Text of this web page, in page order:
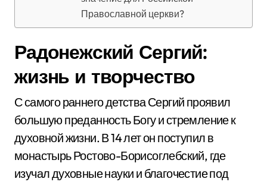
Православной церкви?
Радонежский Сергий:
жизнь и творчество
С самого раннего детства Сергий проявил
большую преданность Богу и стремление к
духовной жизни. В 14 лет он поступил в
монастырь Ростово-Борисоглебский, где
изучал духовные науки и благочестие под